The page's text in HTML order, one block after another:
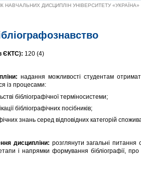
НАВЧАЛЬНИХ ДИСЦИПЛІН УНІВЕРСИТЕТУ «УКРАЇНА»
ЄКТС): 120 (4)
надання можливості студентам
із процесами:
бібліографічної терміносистеми;
бібліографічних посібників;
знань серед відповідних категорій
дисципліни: розглянути загальні
і напрямки формування бібліографії, про